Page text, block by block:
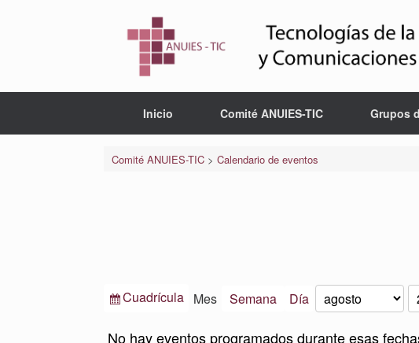
Inicio Comité ANUIES-TIC Grupos
Comité ANUIES-TIC> Calendario de eventos
Ver
Cuadrícula Mes Semana Día Mes
Año
No hay eventos programados durante esas